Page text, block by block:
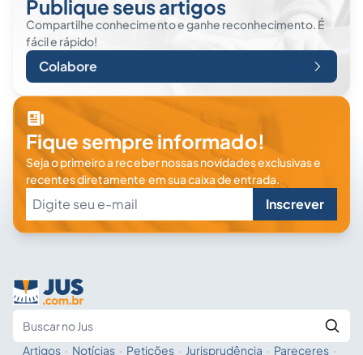
Publique seus artigos
Compartilhe conhecimento e ganhe reconhecimento. É
fácil e rápido!
Colabore
Fique sempre informado!
Seja o primeiro a receber nossas novidades exclusivas e
recentes diretamente em sua caixa de entrada.
Inscrever
Artigos · Notícias · Petições · Jurisprudência · Pareceres ·